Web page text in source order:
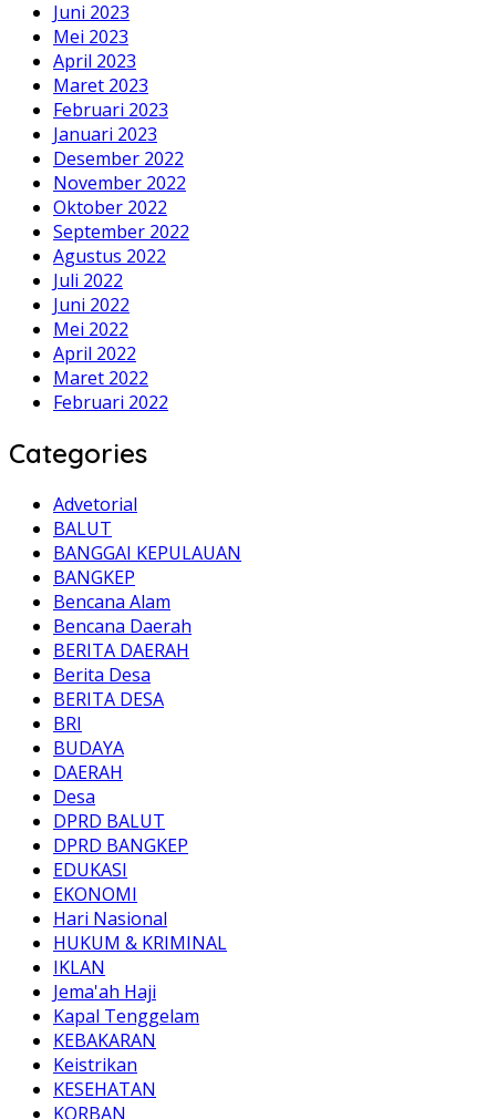
Juni 2023
Mei 2023
April 2023
Maret 2023
Februari 2023
Januari 2023
Desember 2022
November 2022
Oktober 2022
September 2022
Agustus 2022
Juli 2022
Juni 2022
Mei 2022
April 2022
Maret 2022
Februari 2022
Categories
Advetorial
BALUT
BANGGAI KEPULAUAN
BANGKEP
Bencana Alam
Bencana Daerah
BERITA DAERAH
Berita Desa
BERITA DESA
BRI
BUDAYA
DAERAH
Desa
DPRD BALUT
DPRD BANGKEP
EDUKASI
EKONOMI
Hari Nasional
HUKUM & KRIMINAL
IKLAN
Jema'ah Haji
Kapal Tenggelam
KEBAKARAN
Keistrikan
KESEHATAN
KORBAN